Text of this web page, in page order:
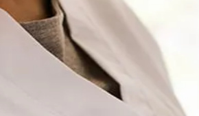
ItapeviCotia Pirapora do